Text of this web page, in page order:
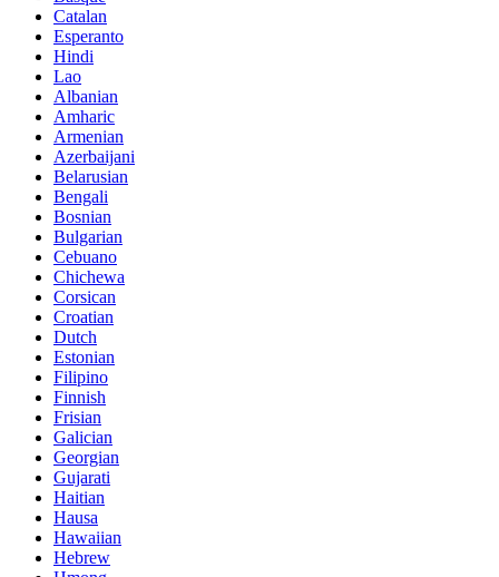
Catalan
Esperanto
Hindi
Lao
Albanian
Amharic
Armenian
Azerbaijani
Belarusian
Bengali
Bosnian
Bulgarian
Cebuano
Chichewa
Corsican
Croatian
Dutch
Estonian
Filipino
Finnish
Frisian
Galician
Georgian
Gujarati
Haitian
Hausa
Hawaiian
Hebrew